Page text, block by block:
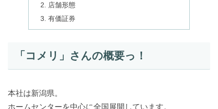
店舗形態
有価証券
「コメリ」さんの概要っ！
本社は新潟県。
ホームセンターを中心に全国展開しています。